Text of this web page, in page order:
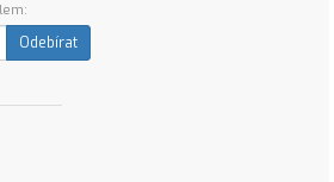
Odebírat